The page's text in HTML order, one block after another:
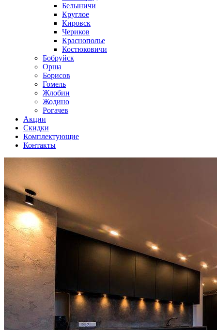
Белыничи
Круглое
Кировск
Чериков
Краснополье
Костюковичи
Бобруйск
Орша
Борисов
Гомель
Жлобин
Жодино
Рогачев
Акции
Скидки
Комплектующие
Контакты